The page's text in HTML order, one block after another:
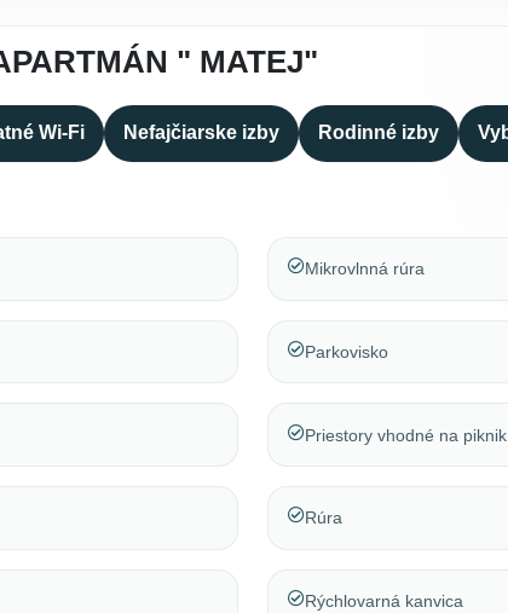
" MATEJ"
Wi-Fi Nefajčiarske izby Rodinné izby
Mikrovlnná rúra
Parkovisko
Priestory vhodné na piknik
Rúra
Rýchlovarná kanvica